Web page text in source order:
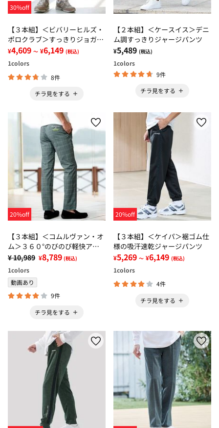
30%off
【３本組】＜ビバリーヒルズ・
ポロクラブ＞すっきりジョガー
パンツ
¥4,609 ～ ¥6,149 (税込)
1colors
8件
チラ見をする
【２本組】＜ケースイス＞デニ
ム調すっきりジャージパンツ
¥5,489 (税込)
1colors
9件
チラ見をする
20%off
【３本組】＜コムルヴァン・オ
ム＞３６０°のびのび軽快アク
ティブパンツ
¥ 10,989 ¥8,789 (税込)
1colors
動画あり
9件
チラ見をする
20%off
【３本組】＜ケイパ＞裾ゴム仕
様の吸汗速乾ジャージパンツ
¥5,269 ～ ¥6,149 (税込)
1colors
4件
チラ見をする